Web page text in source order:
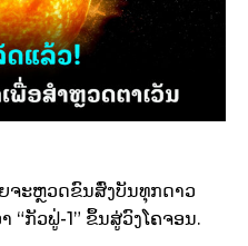
ຈະຫຼວດຂົນສົ່ງບັນທຸກດາວ
“ກັວຟູ່-1” ຂຶ້ນສູ່ວົງໂຄຈອນ.